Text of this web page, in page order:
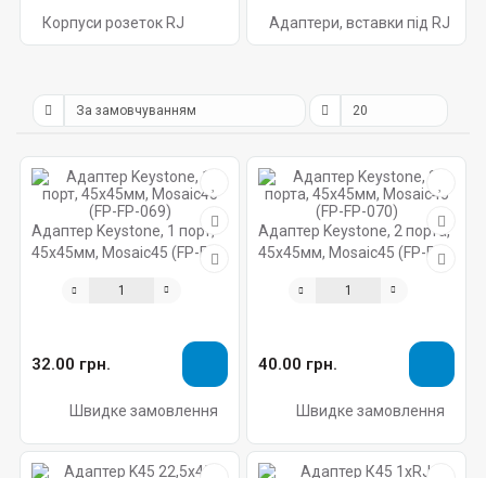
Корпуси розеток RJ Адаптери, вставки під RJ
Адаптер Keystone, 1 порт,
45х45мм, Mosaic45 (FP-FP-
32.00 грн.
Швидке замовлення
Адаптер Keystone, 2 порта,
45х45мм, Mosaic45 (FP-FP-
40.00 грн.
Швидке замовлення